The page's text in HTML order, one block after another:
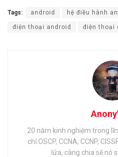
Tags: android hệ điều hành
điện thoại android điện thoại
20 năm kinh nghiệm trong
chỉ:OSCP, CCNA, CCNP,
lửa, càng chia sẽ nó